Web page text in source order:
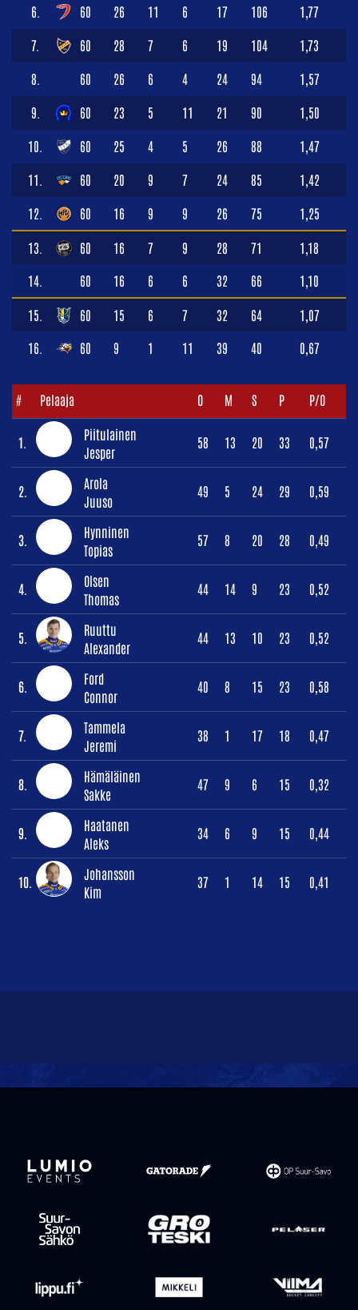
6. 60 26 11 6 17 106 1,77
7. 60 28 7 6 19 104 1,73
8. 60 26 6 4 24 94 1,57
9. 60 23 5 11 21 90 1,50
10. 60 25 4 5 26 88 1,47
11. 60 20 9 7 24 85 1,42
12. 60 16 9 9 26 75 1,25
13. 60 16 7 9 28 71 1,18
14. 60 16 6 6 32 66 1,10
15. 60 15 6 7 32 64 1,07
16. 60 9 1 11 39 40 0,67
# Pelaaja O M S P P/O
1.
Piitulainen
Jesper
58 13 20 33 0,57
2.
Arola
Juuso
49 5 24 29 0,59
3.
Hynninen
Topias
57 8 20 28 0,49
4.
Olsen
Thomas
44 14 9 23 0,52
5.
Ruuttu
Alexander
44 13 10 23 0,52
6.
Ford
Connor
40 8 15 23 0,58
7.
Tammela
Jeremi
38 1 17 18 0,47
8.
Hämäläinen
Sakke
47 9 6 15 0,32
9.
Haatanen
Aleks
34 6 9 15 0,44
10.
Johansson
Kim
37 1 14 15 0,41